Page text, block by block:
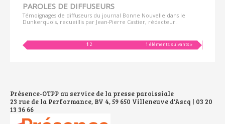
PAROLES DE DIFFUSEURS
Témoignages de diffuseurs du journal Bonne Nouvelle dans le
Dunkerquois, recueillis par Jean-Pierre Castier, rédacteur.
1 éléments suivants »
1 2
Présence-OTPP au service de la presse paroissiale
23 rue de la Performance, BV 4, 59 650 Villeneuve d'Ascq | 03 20
13 36 66